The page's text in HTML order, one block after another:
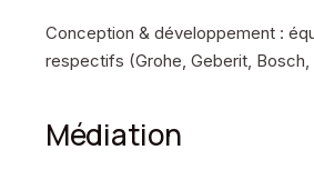
Conception & développement :
respectifs (Grohe, Geberit,
Médiation